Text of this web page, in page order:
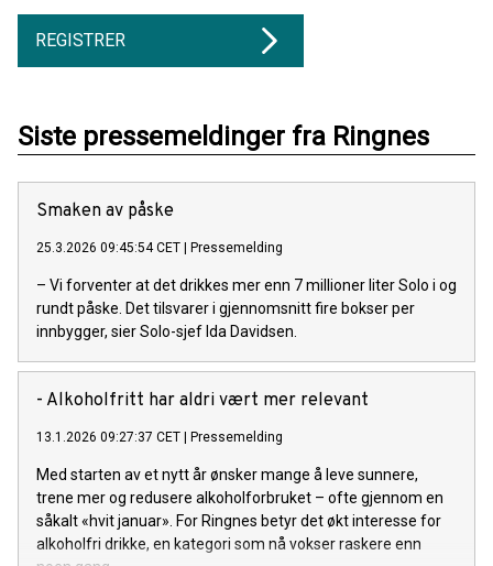
REGISTRER
Siste pressemeldinger fra Ringnes
Smaken av påske
25.3.2026 09:45:54 CET Pressemelding
– Vi forventer at det drikkes mer enn 7 millioner liter Solo i og
rundt påske. Det tilsvarer i gjennomsnitt fire bokser per
innbygger, sier Solo-sjef Ida Davidsen.
- Alkoholfritt har aldri vært mer relevant
13.1.2026 09:27:37 CET Pressemelding
Med starten av et nytt år ønsker mange å leve sunnere,
trene mer og redusere alkoholforbruket – ofte gjennom en
såkalt «hvit januar». For Ringnes betyr det økt interesse for
alkoholfri drikke, en kategori som nå vokser raskere enn